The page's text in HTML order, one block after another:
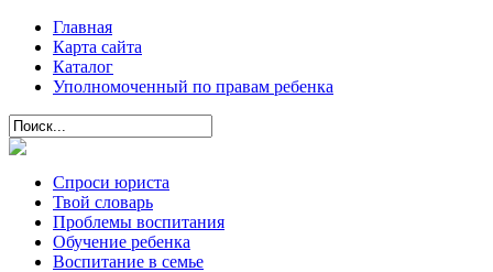
Главная
Карта сайта
Каталог
Уполномоченный по правам ребенка
Спроси юриста
Твой словарь
Проблемы воспитания
Обучение ребенка
Воспитание в семье